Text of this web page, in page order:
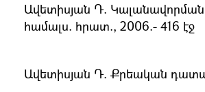
Ավետիսյան Դ.
համալս. հրատ., 2006.- 416 էջ
Ավետիսյան Դ. Քրեական